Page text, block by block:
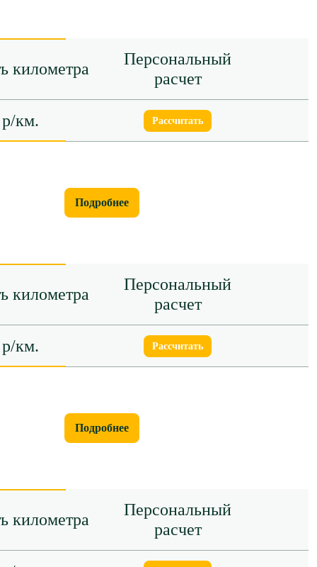
километра
Персональный
расчет
км. Рассчитать
Подробнее
километра
Персональный
расчет
км. Рассчитать
Подробнее
километра
Персональный
расчет